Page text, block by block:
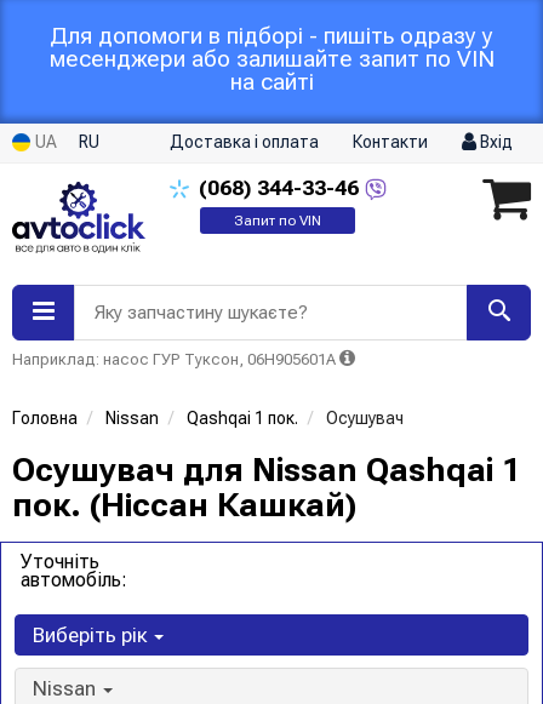
Для допомоги в підборі - пишіть одразу у
месенджери або залишайте запит по VIN
на сайті
UA RU Доставка і оплата Контакти Вхід
(068) 344-33-46
Запит по VIN
Яку запчастину шукаєте?
Наприклад: насос ГУР Туксон, 06H905601A
Головна Nissan Qashqai 1 пок. Осушувач
Осушувач для Nissan Qashqai 1
пок. (Ніссан Кашкай)
Уточніть
автомобіль:
Виберіть рік
Nissan